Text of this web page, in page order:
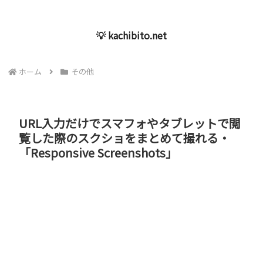
💡 kachibito.net
ホーム その他
URL入力だけでスマフォやタブレットで閲
覧した際のスクショをまとめて撮れる・
「Responsive Screenshots」